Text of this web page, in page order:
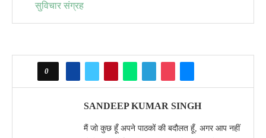
सुविचार संग्रह
0
SANDEEP KUMAR SINGH
मैं जो कुछ हूँ अपने पाठकों की बदौलत हूँ, अगर आप नहीं